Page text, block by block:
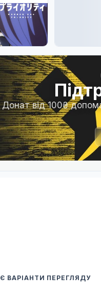
Донат від 100₴
Є ВАРІАНТИ ПЕРЕГЛЯДУ